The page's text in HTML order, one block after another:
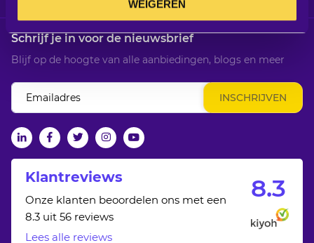
WEIGEREN
Schrijf je in voor de nieuwsbrief
Blijf op de hoogte van alle aanbiedingen, blogs en meer
Abonneer
u
onze
nieuwsbrief
INSCHRIJVEN
linkedinfacebook
twitterInstagramYoutube
Klantreviews
Onze klanten beoordelen ons met een
8.3 uit 56 reviews
Lees alle reviews
8.3